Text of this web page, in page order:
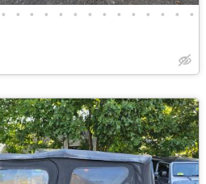
• • • • • • • • • • • • • •